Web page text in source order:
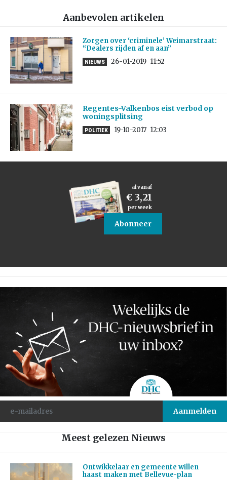
Aanbevolen artikelen
Zorgen over ‘criminele’ Weimarstraat:
“Dealers rijden af en aan”
NIEUWS 26-01-2019 11:52
Regentes-Valkenbos eist verbod op
woningsplitsing
POLITIEK 19-10-2017 12:03
al vanaf
€ 3,21
per week
Abonneer
Meest gelezen Nieuws
Ontwikkelaar en gemeente willen
haast maken met Bellevue-plan